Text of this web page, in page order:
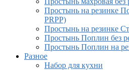
Простынь на резинке
PRPP)
Простынь на резинке
Простынь Поплин без
Простынь Поплин на
Разное
Набор для кухни